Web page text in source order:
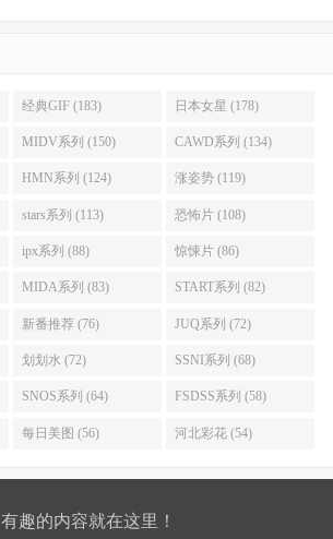
经典GIF (183) 日本女星 (178)
MIDV系列 (150) CAWD系列 (134)
HMN系列 (124) 涨姿势 (119)
stars系列 (113) 恐怖片 (108)
ipx系列 (88) 惊悚片 (86)
MIDA系列 (83) START系列 (82)
新番推荐 (76) JUQ系列 (72)
划划水 (72) SSNI系列 (68)
SNOS系列 (64) FSDSS系列 (58)
每日美图 (56) 河北彩花 (54)
有趣的内容就在这里！